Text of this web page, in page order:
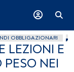
OBBLIGAZIONARI
LEZIONI E
NEI